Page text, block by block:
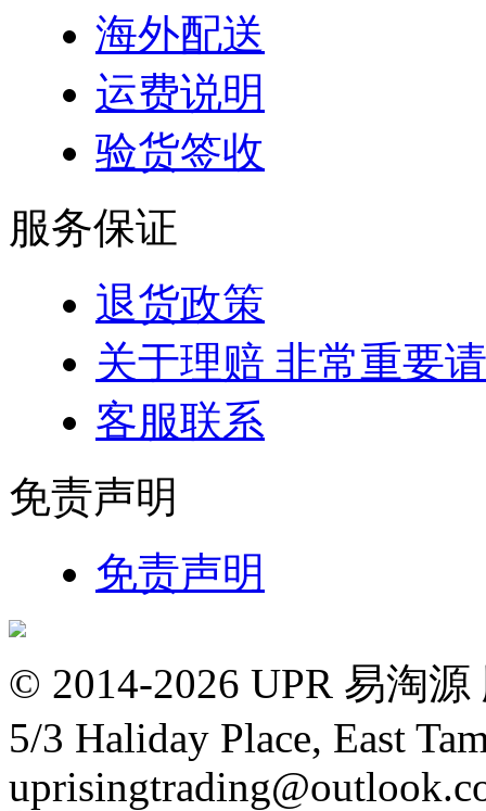
海外配送
运费说明
验货签收
服务保证
退货政策
关于理赔 非常重要
客服联系
免责声明
免责声明
© 2014-2026 UPR 易淘
5/3 Haliday Place, East